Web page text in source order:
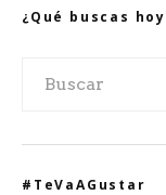
¿Qué buscas
#TeVaAGustar